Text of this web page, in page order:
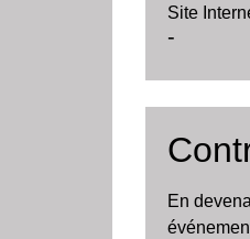
Site
-
En